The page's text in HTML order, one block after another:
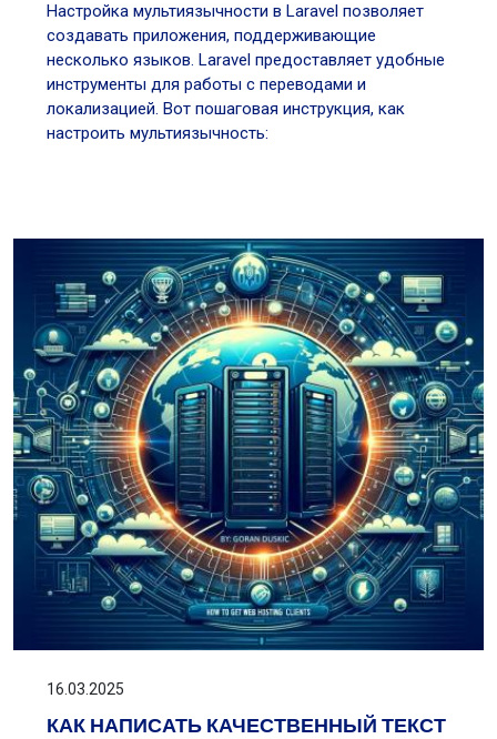
Настройка мультиязычности в Laravel позволяет
создавать приложения, поддерживающие
несколько языков. Laravel предоставляет удобные
инструменты для работы с переводами и
локализацией. Вот пошаговая инструкция, как
настроить мультиязычность:
16.03.2025
КАК НАПИСАТЬ КАЧЕСТВЕННЫЙ ТЕКСТ